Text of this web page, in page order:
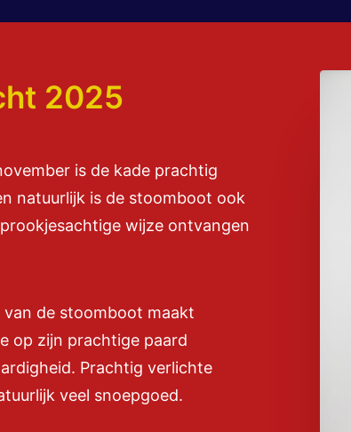
2025
is de kade prachtig
natuurlijk is de stoomboot ook
wijze ontvangen
van de stoomboot maakt
op zijn prachtige paard
Prachtig verlichte
veel snoepgoed.